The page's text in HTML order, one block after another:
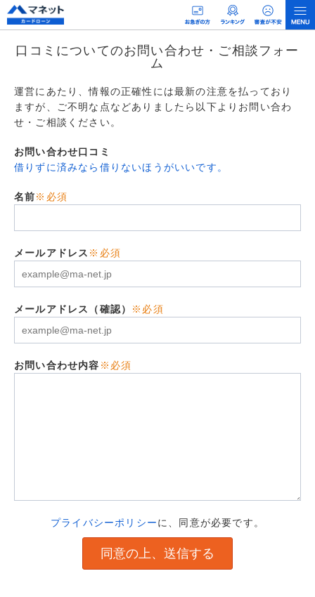
口コミについてのお問い合わせ・ご相談フォー
ム
運営にあたり、情報の正確性には最新の注意を払っており
ますが、ご不明な点などありましたら以下よりお問い合わ
せ・ご相談ください。
お問い合わせ口コミ
借りずに済みなら借りないほうがいいです。
名前※必須
メールアドレス ※必須
メールアドレス（確認） ※必須
お問い合わせ内容 ※必須
プライバシーポリシーに、同意が必要です。